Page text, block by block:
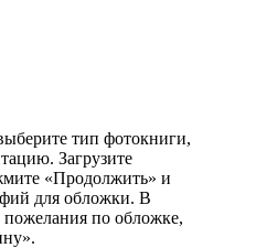
тип фотокниги,
Загрузите
«Продолжить» и
для обложки. В
пожелания по обложке,